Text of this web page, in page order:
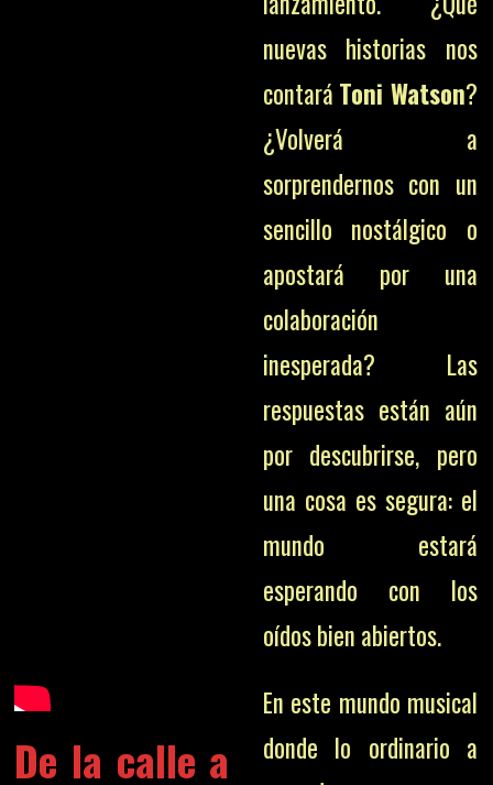
De la calle a
nuevas historias nos
contará Toni Watson?
¿Volverá a
sorprendernos con un
sencillo nostálgico o
apostará por una
colaboración
inesperada? Las
respuestas están aún
por descubrirse, pero
una cosa es segura: el
mundo estará
esperando con los
oídos bien abiertos.
En este mundo musical
donde lo ordinario a